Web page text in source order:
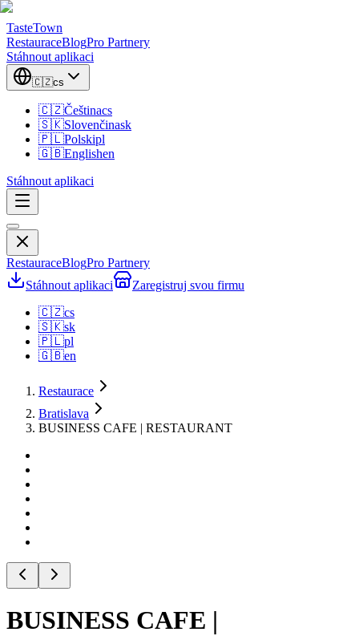
TasteTown
RestauraceBlogPro Partnery
Stáhnout aplikaci
🇨🇿cs
🇨🇿Češtinacs
🇸🇰Slovenčinask
🇵🇱Polskipl
🇬🇧Englishen
Stáhnout aplikaci
RestauraceBlogPro Partnery
Stáhnout aplikaci
Zaregistruj svou firmu
🇨🇿cs
🇸🇰sk
🇵🇱pl
🇬🇧en
Restaurace
Bratislava
BUSINESS CAFE | RESTAURANT
BUSINESS CAFE |